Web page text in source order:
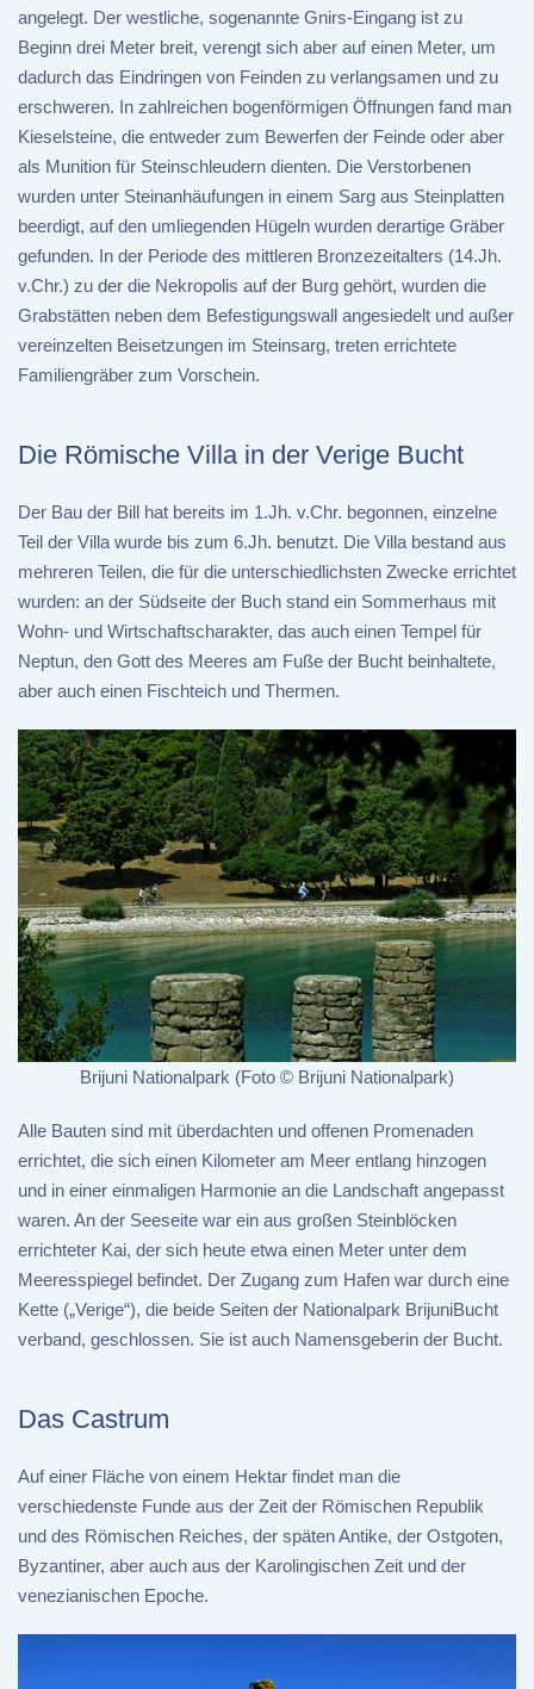
angelegt. Der westliche, sogenannte Gnirs-Eingang ist zu
Beginn drei Meter breit, verengt sich aber auf einen Meter, um
dadurch das Eindringen von Feinden zu verlangsamen und zu
erschweren. In zahlreichen bogenförmigen Öffnungen fand man
Kieselsteine, die entweder zum Bewerfen der Feinde oder aber
als Munition für Steinschleudern dienten. Die Verstorbenen
wurden unter Steinanhäufungen in einem Sarg aus Steinplatten
beerdigt, auf den umliegenden Hügeln wurden derartige Gräber
gefunden. In der Periode des mittleren Bronzezeitalters (14.Jh.
v.Chr.) zu der die Nekropolis auf der Burg gehört, wurden die
Grabstätten neben dem Befestigungswall angesiedelt und außer
vereinzelten Beisetzungen im Steinsarg, treten errichtete
Familiengräber zum Vorschein.
Die Römische Villa in der Verige Bucht
Der Bau der Bill hat bereits im 1.Jh. v.Chr. begonnen, einzelne
Teil der Villa wurde bis zum 6.Jh. benutzt. Die Villa bestand aus
mehreren Teilen, die für die unterschiedlichsten Zwecke errichtet
wurden: an der Südseite der Buch stand ein Sommerhaus mit
Wohn- und Wirtschaftscharakter, das auch einen Tempel für
Neptun, den Gott des Meeres am Fuße der Bucht beinhaltete,
aber auch einen Fischteich und Thermen.
Brijuni Nationalpark (Foto © Brijuni Nationalpark)
Alle Bauten sind mit überdachten und offenen Promenaden
errichtet, die sich einen Kilometer am Meer entlang hinzogen
und in einer einmaligen Harmonie an die Landschaft angepasst
waren. An der Seeseite war ein aus großen Steinblöcken
errichteter Kai, der sich heute etwa einen Meter unter dem
Meeresspiegel befindet. Der Zugang zum Hafen war durch eine
Kette („Verige“), die beide Seiten der Nationalpark BrijuniBucht
verband, geschlossen. Sie ist auch Namensgeberin der Bucht.
Das Castrum
Auf einer Fläche von einem Hektar findet man die
verschiedenste Funde aus der Zeit der Römischen Republik
und des Römischen Reiches, der späten Antike, der Ostgoten,
Byzantiner, aber auch aus der Karolingischen Zeit und der
venezianischen Epoche.